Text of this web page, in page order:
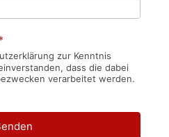
zur Kenntnis
dass die dabei
verarbeitet werden.